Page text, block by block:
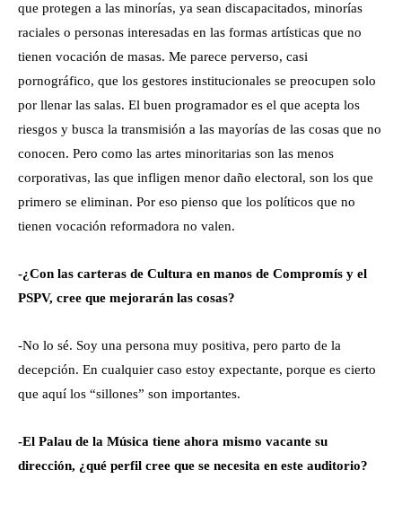
que protegen a las minorías, ya sean discapacitados, minorías
raciales o personas interesadas en las formas artísticas que no
tienen vocación de masas. Me parece perverso, casi
pornográfico, que los gestores institucionales se preocupen solo
por llenar las salas. El buen programador es el que acepta los
riesgos y busca la transmisión a las mayorías de las cosas que no
conocen. Pero como las artes minoritarias son las menos
corporativas, las que infligen menor daño electoral, son los que
primero se eliminan. Por eso pienso que los políticos que no
tienen vocación reformadora no valen.
-¿Con las carteras de Cultura en manos de Compromís y el
PSPV, cree que mejorarán las cosas?
-No lo sé. Soy una persona muy positiva, pero parto de la
decepción. En cualquier caso estoy expectante, porque es cierto
que aquí los “sillones” son importantes.
-El Palau de la Música tiene ahora mismo vacante su
dirección, ¿qué perfil cree que se necesita en este auditorio?